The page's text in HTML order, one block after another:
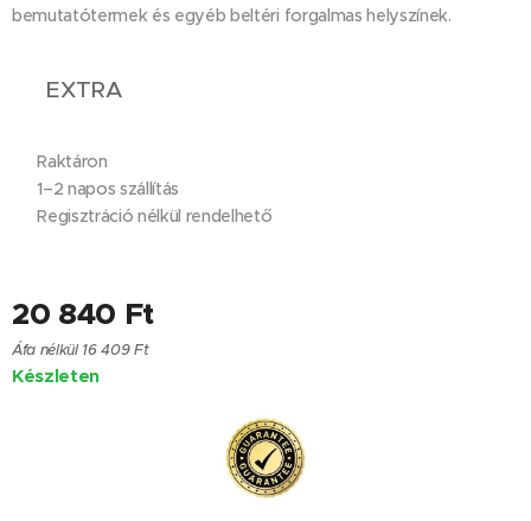
bemutatótermek és egyéb beltéri forgalmas helyszínek.
✅ EXTRA
✔ Raktáron
✔ 1–2 napos szállítás
✔ Regisztráció nélkül rendelhető
20 840 Ft
Áfa nélkül 16 409 Ft
Készleten